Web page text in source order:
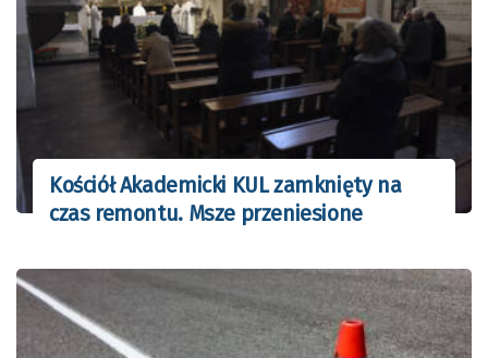
Kościół Akademicki KUL zamknięty na
czas remontu. Msze przeniesione